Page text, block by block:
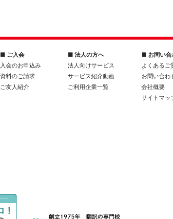
■ ご入会
入会のお申込み
資料のご請求
ご友人紹介
■ 法人の方へ
法人向けサービス
サービス紹介動画
ご利用企業一覧
■ お問い合
よくあるご
お問い合わ
会社概要
サイトマッ